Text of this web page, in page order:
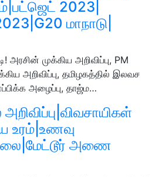
2023|
மாநாடு|
முக்கிய அறிவிப்பு, PM
அறிவிப்பு, தமிழகத்தில் இலவச
அழைப்பு, தாஜ்ம…
உரம்|உணவு
அணை